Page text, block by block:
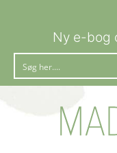
Ny e-bog